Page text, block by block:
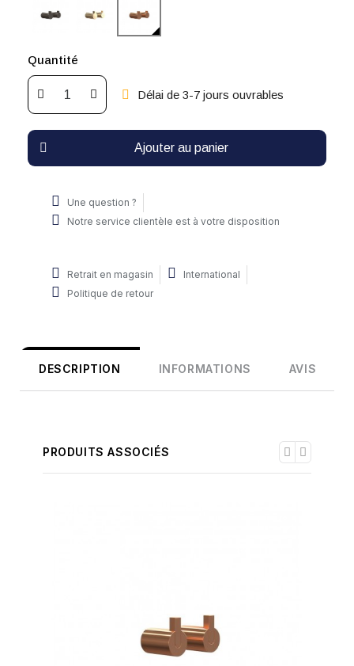
Quantité
Délai de 3-7 jours ouvrables
Ajouter au panier
Une question ?
Notre service clientèle est à votre disposition
Retrait en magasin
International
Politique de retour
DESCRIPTION INFORMATIONS AVIS
PRODUITS ASSOCIÉS